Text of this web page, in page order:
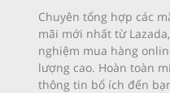
Chuyên tổng hợp các
mãi mới nhất từ
nghiệm mua hàng
lượng cao. Hoàn toàn
thông tin bổ ích đến